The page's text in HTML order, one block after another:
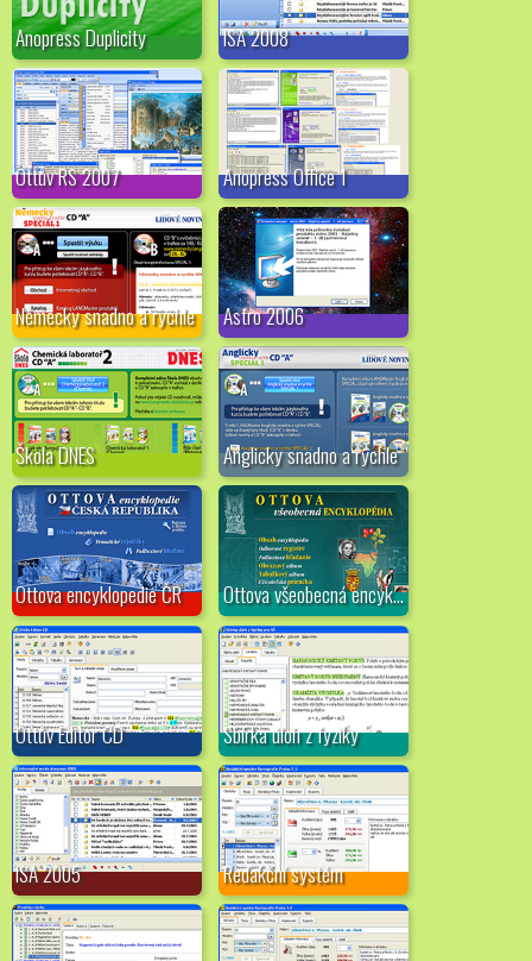
Anopress Duplicity ISA 2008
Ottův RS 2007 Anopress Office 1
Německy snadno a rychle Astro 2006
Škola DNES Anglicky snadno a rychle
Ottova encyklopedie ČR Ottova všeobecná encyklopédia
Ottův Editor CD Sbírka úloh z fyziky
ISA 2005 Redakční systém